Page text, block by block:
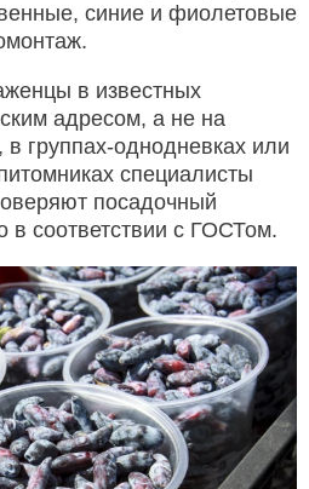
синие и фиолетовые
в известных
адресом, а не на
группах-однодневках или
специалисты
посадочный
в соответствии с ГОСТом.